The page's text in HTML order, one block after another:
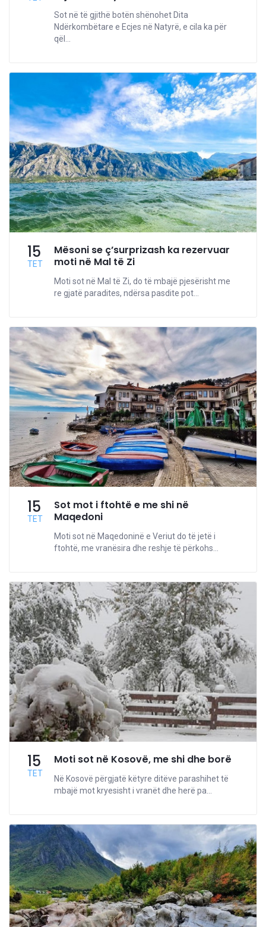
Sot në të gjithë botën shënohet Dita
Ndërkombëtare e Ecjes në Natyrë, e cila ka për
qël...
15
TET
Mësoni se ç’surprizash ka rezervuar
moti në Mal të Zi
Moti sot në Mal të Zi, do të mbajë pjesërisht me
re gjatë paradites, ndërsa pasdite pot...
15
TET
Sot mot i ftohtë e me shi në
Maqedoni
Moti sot në Maqedoninë e Veriut do të jetë i
ftohtë, me vranësira dhe reshje të përkohs...
15
TET
Moti sot në Kosovë, me shi dhe borë
Në Kosovë përgjatë këtyre ditëve parashihet të
mbajë mot kryesisht i vranët dhe herë pa...